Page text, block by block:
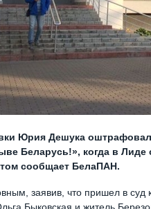
Юрия Дешука
Беларусь!», когда в
сообщает БелаПАН.
заявив, что пришел в суд